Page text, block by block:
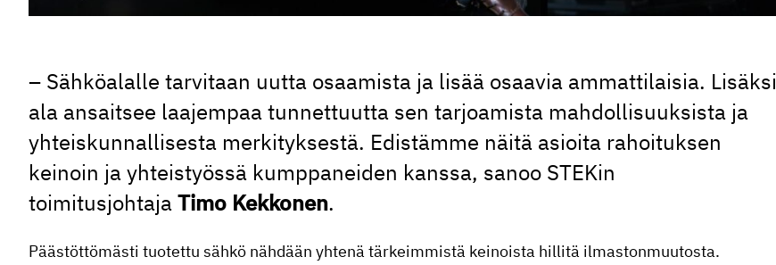
– Sähköalalle tarvitaan uutta osaamista ja lisää osaavia ammattilaisia. Lisäksi
ala ansaitsee laajempaa tunnettuutta sen tarjoamista mahdollisuuksista ja
yhteiskunnallisesta merkityksestä. Edistämme näitä asioita rahoituksen
keinoin ja yhteistyössä kumppaneiden kanssa, sanoo STEKin
toimitusjohtajaTimo Kekkonen.
Päästöttömästi tuotettu sähkö nähdään yhtenä tärkeimmistä keinoista hillitä ilmastonmuutosta.